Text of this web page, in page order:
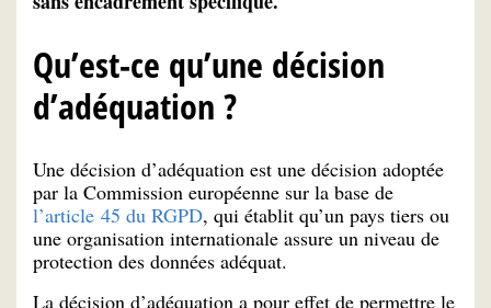
Qu’est-ce qu’une décision
d’adéquation ?
Une décision d’adéquation est une décision adoptée
par la Commission européenne sur la base de
l’article 45 du RGPD, qui établit qu’un pays tiers ou
une organisation internationale assure un niveau de
protection des données adéquat.
La décision d’adéquation a pour effet de permettre le